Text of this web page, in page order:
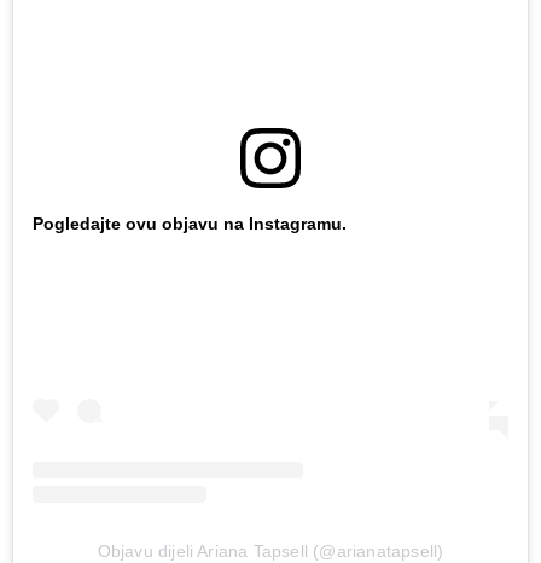
Pogledajte ovu objavu na Instagramu.
Objavu dijeli Ariana Tapsell (@arianatapsell)